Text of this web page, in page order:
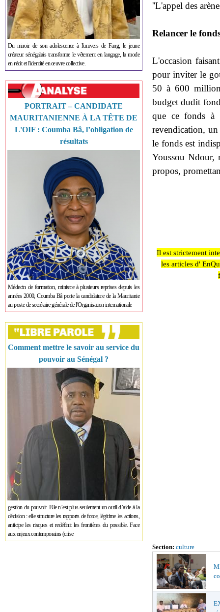
Du miroir de son adolescence à l'univers de Fang, le jeune
créateur sénégalais transforme le vêtement en langage, la mode
en récit et l'identité en œuvre collective.
PORTRAIT – CANDIDATE
MAURITANIENNE À LA TÊTE DE
L'OIF : Coumba Bâ, l’obligation de
résultats
Médecin de formation, ministre à plusieurs reprises depuis les
années 2000, Coumba Bâ porte la candidature de la Mauritanie
au poste de secrétaire générale de l'Organisation internationale
Comment mettre le savoir au service du
pouvoir au Sénégal ?
gestion du pouvoir. Elle n’est plus seulement un outil d’aide à la
décision : elle structure les rapports de force, légitime les actions,
anticipe les risques et redéfinit les frontières du possible. Face
aux enjeux contemporains (crise
''L'appel des
Relancer le
L'occasion
pour inviter le
50 à 600
budget dudit
que ce fonds à
revendication,
le fonds est
Youssou Ndour,
propos,
Il est strictement
les articles d'
Section: culture